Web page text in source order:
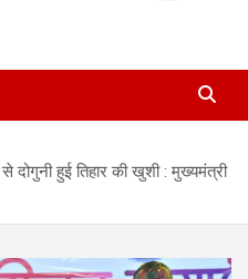
दोगुनी हुई तिहार की खुशी : मुख्यमंत्री